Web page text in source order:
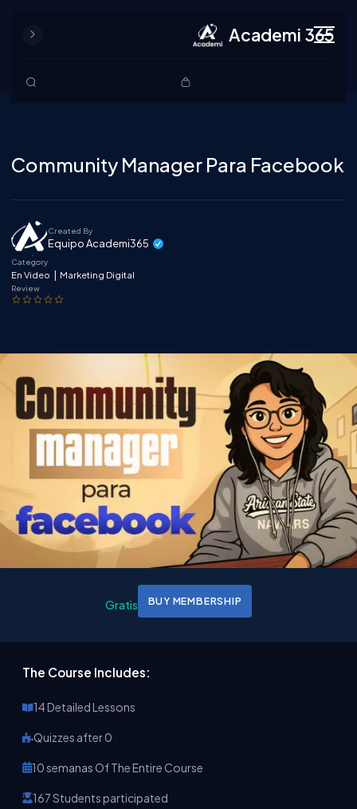
Academi 365
Community Manager Para Facebook
Created By
Equipo Academi365
Category
En Video | Marketing Digital
Review
Gratis BUY MEMBERSHIP
The Course Includes:
14 Detailed Lessons
Quizzes after 0
10 semanas Of The Entire Course
167 Students participated